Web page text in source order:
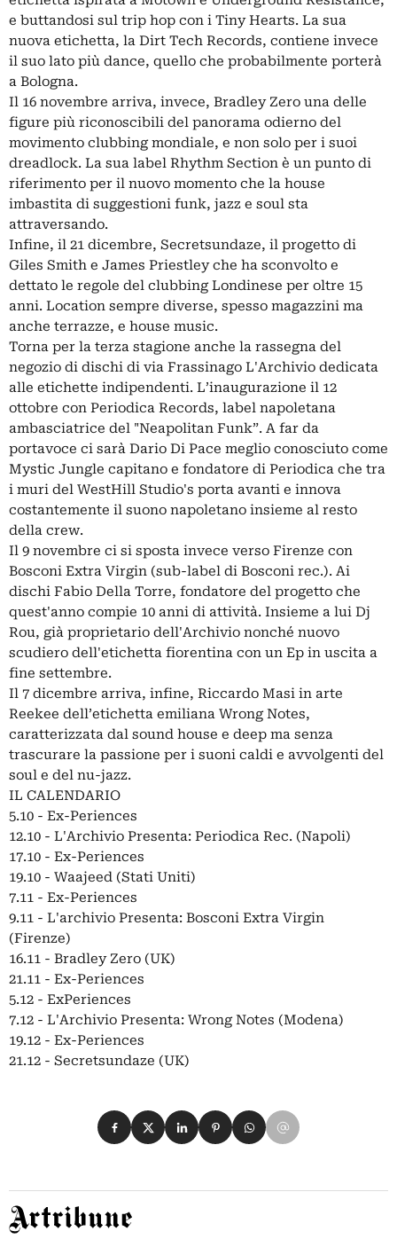
e buttandosi sul trip hop con i Tiny Hearts. La sua
nuova etichetta, la Dirt Tech Records, contiene invece
il suo lato più dance, quello che probabilmente porterà
a Bologna.
Il 16 novembre arriva, invece, Bradley Zero una delle
figure più riconoscibili del panorama odierno del
movimento clubbing mondiale, e non solo per i suoi
dreadlock. La sua label Rhythm Section è un punto di
riferimento per il nuovo momento che la house
imbastita di suggestioni funk, jazz e soul sta
attraversando.
Infine, il 21 dicembre, Secretsundaze, il progetto di
Giles Smith e James Priestley che ha sconvolto e
dettato le regole del clubbing Londinese per oltre 15
anni. Location sempre diverse, spesso magazzini ma
anche terrazze, e house music.
Torna per la terza stagione anche la rassegna del
negozio di dischi di via Frassinago L'Archivio dedicata
alle etichette indipendenti. L’inaugurazione il 12
ottobre con Periodica Records, label napoletana
ambasciatrice del "Neapolitan Funk”. A far da
portavoce ci sarà Dario Di Pace meglio conosciuto come
Mystic Jungle capitano e fondatore di Periodica che tra
i muri del WestHill Studio's porta avanti e innova
costantemente il suono napoletano insieme al resto
della crew.
Il 9 novembre ci si sposta invece verso Firenze con
Bosconi Extra Virgin (sub-label di Bosconi rec.). Ai
dischi Fabio Della Torre, fondatore del progetto che
quest'anno compie 10 anni di attività. Insieme a lui Dj
Rou, già proprietario dell'Archivio nonché nuovo
scudiero dell'etichetta fiorentina con un Ep in uscita a
fine settembre.
Il 7 dicembre arriva, infine, Riccardo Masi in arte
Reekee dell’etichetta emiliana Wrong Notes,
caratterizzata dal sound house e deep ma senza
trascurare la passione per i suoni caldi e avvolgenti del
soul e del nu-jazz.
IL CALENDARIO
5.10 - Ex-Periences
12.10 - L'Archivio Presenta: Periodica Rec. (Napoli)
17.10 - Ex-Periences
19.10 - Waajeed (Stati Uniti)
7.11 - Ex-Periences
9.11 - L'archivio Presenta: Bosconi Extra Virgin
(Firenze)
16.11 - Bradley Zero (UK)
21.11 - Ex-Periences
5.12 - ExPeriences
7.12 - L'Archivio Presenta: Wrong Notes (Modena)
19.12 - Ex-Periences
21.12 - Secretsundaze (UK)
Condividi su Facebook
Condividi su X
Condividi su LinkedIn
Condividi su Pinterest
Condividi su WhatsApp
Condividi su Email
Artribune